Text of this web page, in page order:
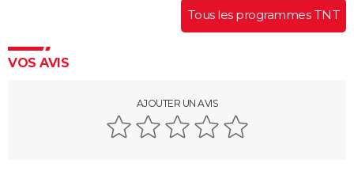
Tous les programmes TNT
VOS AVIS
AJOUTER UN AVIS